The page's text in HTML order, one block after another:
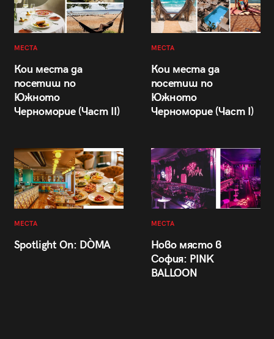
МЕСТА
Кои места да
посетиш по
Южното
Черноморие (Част II)
МЕСТА
Кои места да
посетиш по
Южното
Черноморие (Част I)
МЕСТА
Spotlight On: DÒMA
МЕСТА
Ново място в
София: PINK
BALLOON